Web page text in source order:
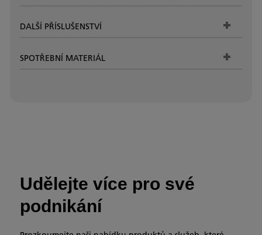
DALŠÍ PŘÍSLUŠENSTVÍ
SPOTŘEBNÍ MATERIÁL
Udělejte více pro své
podnikání